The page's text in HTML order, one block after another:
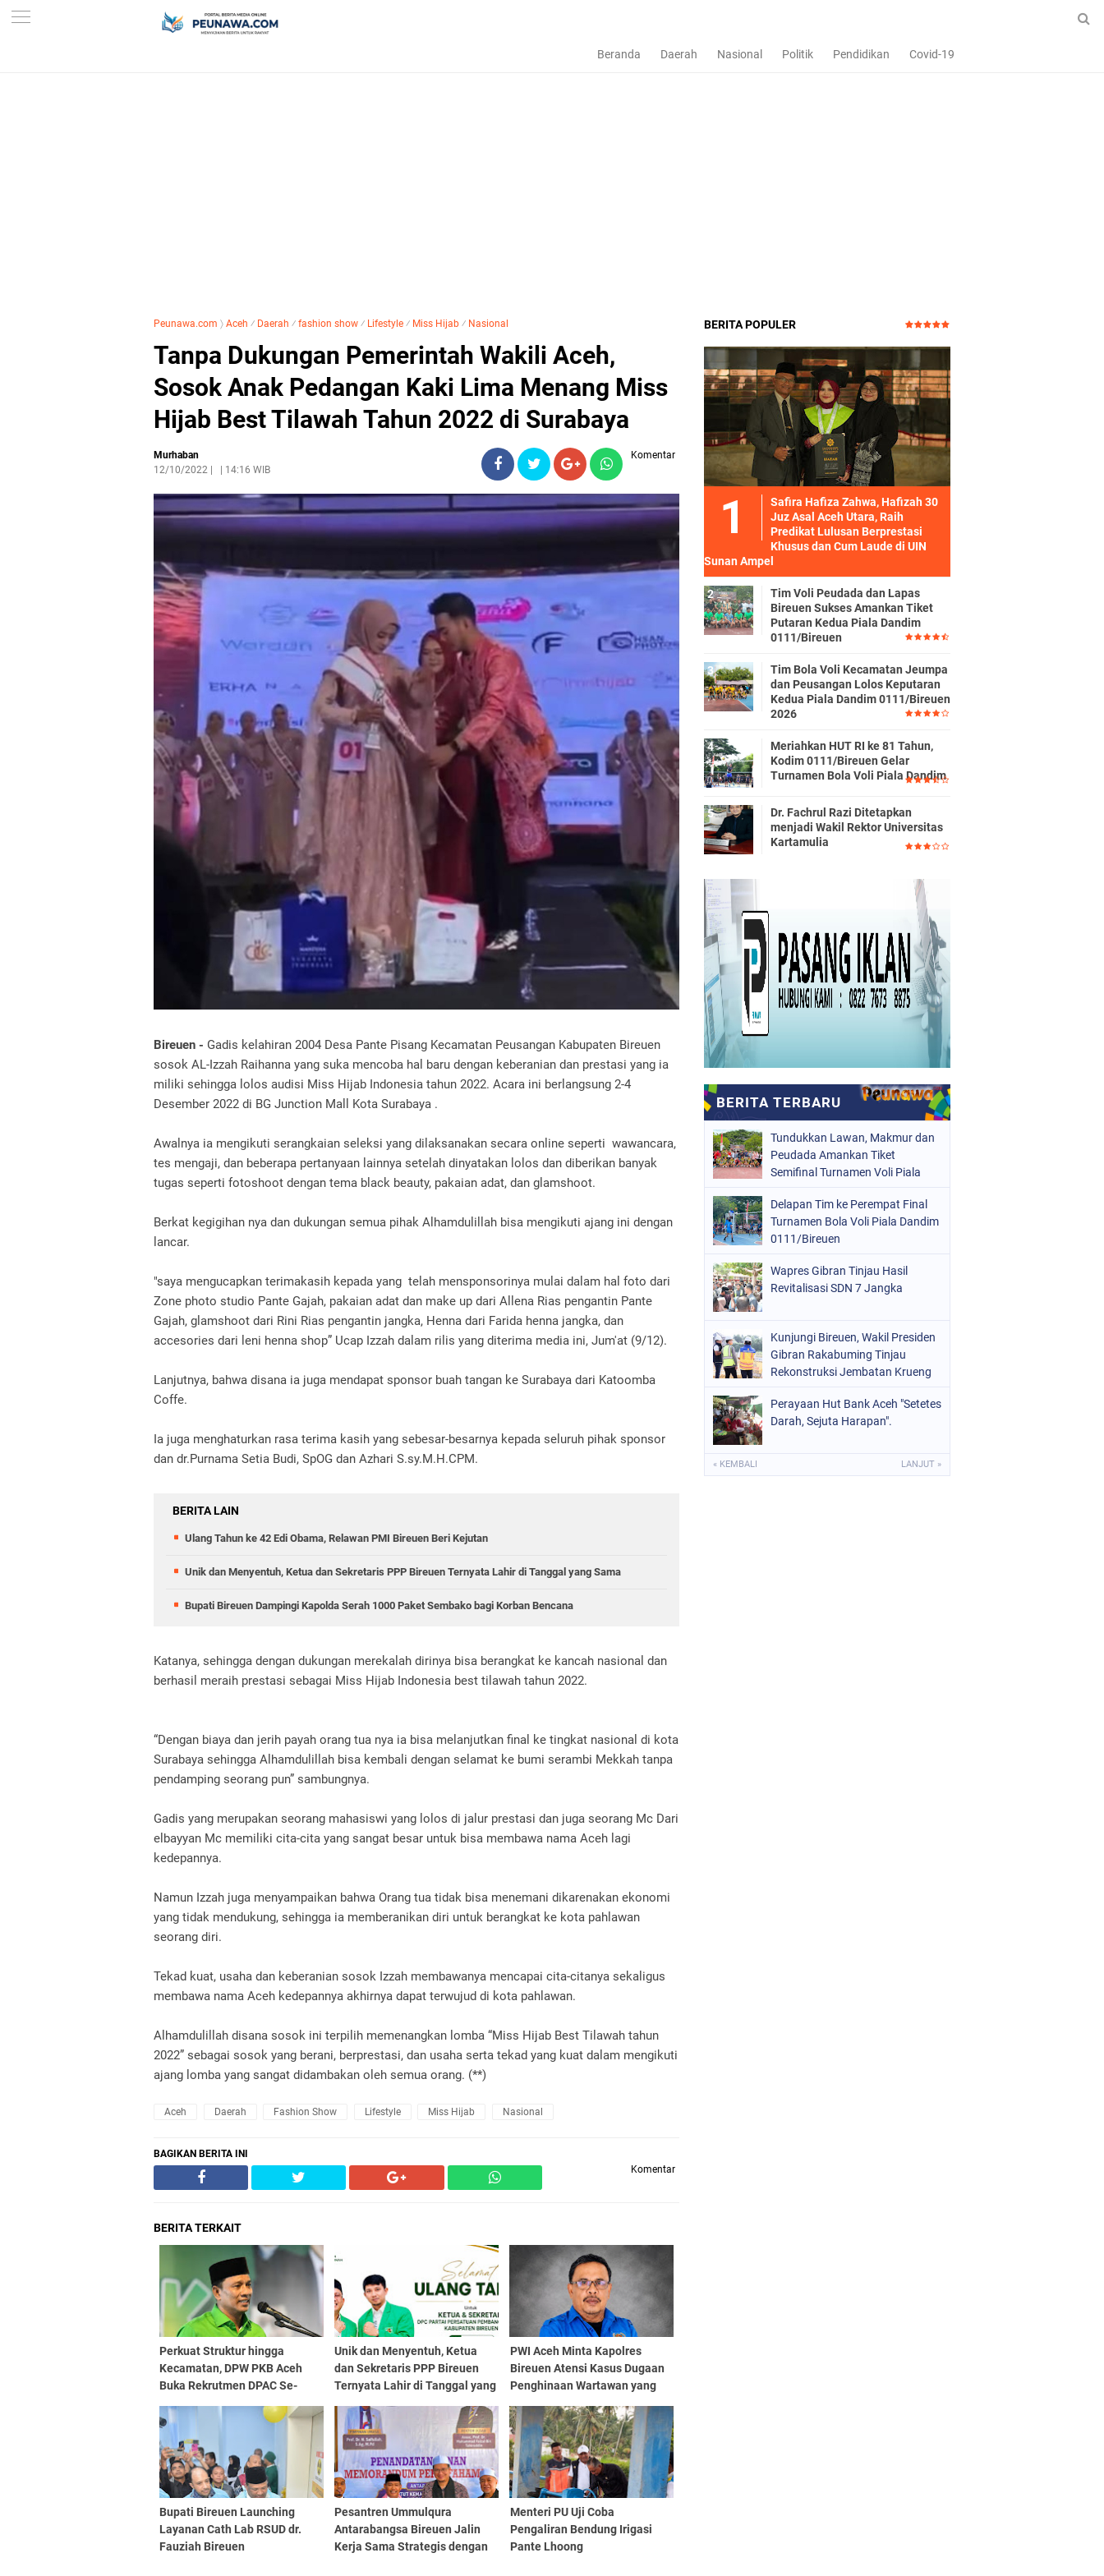
Beranda Daerah Nasional Politik Pendidikan Covid-19
Peunawa.com 〉 Aceh ⁄ Daerah ⁄ fashion show ⁄ Lifestyle ⁄ Miss Hijab ⁄ Nasional
Tanpa Dukungan Pemerintah Wakili Aceh,
Sosok Anak Pedangan Kaki Lima Menang Miss
Hijab Best Tilawah Tahun 2022 di Surabaya
Murhaban
12/10/2022
14:16 WIB
Komentar
Bireuen - Gadis kelahiran 2004 Desa Pante Pisang Kecamatan Peusangan Kabupaten Bireuen
sosok AL-Izzah Raihanna yang suka mencoba hal baru dengan keberanian dan prestasi yang ia
miliki sehingga lolos audisi Miss Hijab Indonesia tahun 2022. Acara ini berlangsung 2-4
Desember 2022 di BG Junction Mall Kota Surabaya .
Awalnya ia mengikuti serangkaian seleksi yang dilaksanakan secara online seperti wawancara,
tes mengaji, dan beberapa pertanyaan lainnya setelah dinyatakan lolos dan diberikan banyak
tugas seperti fotoshoot dengan tema black beauty, pakaian adat, dan glamshoot.
Berkat kegigihan nya dan dukungan semua pihak Alhamdulillah bisa mengikuti ajang ini dengan
lancar.
"saya mengucapkan terimakasih kepada yang telah mensponsorinya mulai dalam hal foto dari
Zone photo studio Pante Gajah, pakaian adat dan make up dari Allena Rias pengantin Pante
Gajah, glamshoot dari Rini Rias pengantin jangka, Henna dari Farida henna jangka, dan
accesories dari leni henna shop” Ucap Izzah dalam rilis yang diterima media ini, Jum'at (9/12).
Lanjutnya, bahwa disana ia juga mendapat sponsor buah tangan ke Surabaya dari Katoomba
Coffe.
Ia juga menghaturkan rasa terima kasih yang sebesar-besarnya kepada seluruh pihak sponsor
dan dr.Purnama Setia Budi, SpOG dan Azhari S.sy.M.H.CPM.
BERITA LAIN
Ulang Tahun ke 42 Edi Obama, Relawan PMI Bireuen Beri Kejutan
Unik dan Menyentuh, Ketua dan Sekretaris PPP Bireuen Ternyata Lahir di Tanggal yang Sama
Bupati Bireuen Dampingi Kapolda Serah 1000 Paket Sembako bagi Korban Bencana
Katanya, sehingga dengan dukungan merekalah dirinya bisa berangkat ke kancah nasional dan
berhasil meraih prestasi sebagai Miss Hijab Indonesia best tilawah tahun 2022.
“Dengan biaya dan jerih payah orang tua nya ia bisa melanjutkan final ke tingkat nasional di kota
Surabaya sehingga Alhamdulillah bisa kembali dengan selamat ke bumi serambi Mekkah tanpa
pendamping seorang pun” sambungnya.
Gadis yang merupakan seorang mahasiswi yang lolos di jalur prestasi dan juga seorang Mc Dari
elbayyan Mc memiliki cita-cita yang sangat besar untuk bisa membawa nama Aceh lagi
kedepannya.
Namun Izzah juga menyampaikan bahwa Orang tua tidak bisa menemani dikarenakan ekonomi
yang tidak mendukung, sehingga ia memberanikan diri untuk berangkat ke kota pahlawan
seorang diri.
Tekad kuat, usaha dan keberanian sosok Izzah membawanya mencapai cita-citanya sekaligus
membawa nama Aceh kedepannya akhirnya dapat terwujud di kota pahlawan.
Alhamdulillah disana sosok ini terpilih memenangkan lomba “Miss Hijab Best Tilawah tahun
2022” sebagai sosok yang berani, berprestasi, dan usaha serta tekad yang kuat dalam mengikuti
ajang lomba yang sangat didambakan oleh semua orang. (**)
Aceh Daerah Fashion Show Lifestyle Miss Hijab Nasional
BAGIKAN BERITA INI
Komentar
BERITA TERKAIT
Perkuat Struktur hingga
Kecamatan, DPW PKB Aceh
Buka Rekrutmen DPAC Se-
Unik dan Menyentuh, Ketua
dan Sekretaris PPP Bireuen
Ternyata Lahir di Tanggal yang
PWI Aceh Minta Kapolres
Bireuen Atensi Kasus Dugaan
Penghinaan Wartawan yang
Bupati Bireuen Launching
Layanan Cath Lab RSUD dr.
Fauziah Bireuen
Pesantren Ummulqura
Antarabangsa Bireuen Jalin
Kerja Sama Strategis dengan
Menteri PU Uji Coba
Pengaliran Bendung Irigasi
Pante Lhoong
BERITA POPULER
Safira Hafiza Zahwa, Hafizah 30
Juz Asal Aceh Utara, Raih
Predikat Lulusan Berprestasi
Khusus dan Cum Laude di UIN
Sunan Ampel
Tim Voli Peudada dan Lapas
Bireuen Sukses Amankan Tiket
Putaran Kedua Piala Dandim
0111/Bireuen
Tim Bola Voli Kecamatan Jeumpa
dan Peusangan Lolos Keputaran
Kedua Piala Dandim 0111/Bireuen
2026
Meriahkan HUT RI ke 81 Tahun,
Kodim 0111/Bireuen Gelar
Turnamen Bola Voli Piala Dandim
Dr. Fachrul Razi Ditetapkan
menjadi Wakil Rektor Universitas
Kartamulia
Tundukkan Lawan, Makmur dan
Peudada Amankan Tiket
Semifinal Turnamen Voli Piala
Delapan Tim ke Perempat Final
Turnamen Bola Voli Piala Dandim
0111/Bireuen
Wapres Gibran Tinjau Hasil
Revitalisasi SDN 7 Jangka
Kunjungi Bireuen, Wakil Presiden
Gibran Rakabuming Tinjau
Rekonstruksi Jembatan Krueng
Perayaan Hut Bank Aceh "Setetes
Darah, Sejuta Harapan".
« KEMBALI LANJUT »